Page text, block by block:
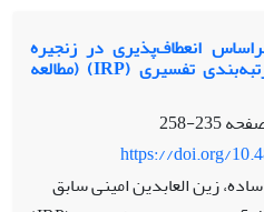
انعطاف‌پذیری در زنجیره
تامین با استفاده از فرآیندِ رتبه‌بندی تفسیری (IRP) (مطالعه
235-258
https://doi.org/
زین العابدین امینی سابق